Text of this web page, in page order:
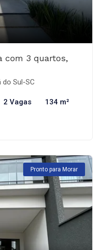
com 3 quartos,
do Sul-SC
2 Vagas 134 m²
Pronto para Morar